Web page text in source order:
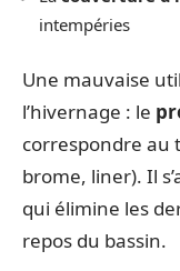
intempéries
Une mauvaise
l’hivernage : le
correspondre au
brome, liner). Il
qui élimine les
repos du bassin.